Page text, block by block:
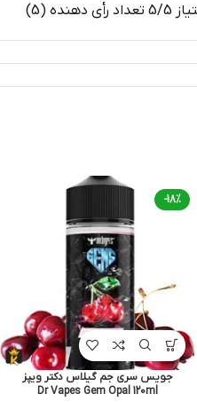
(5)
-18%
جویس سری جم گیلاس دکتر ویپز
Dr Vapes Gem Opal 120ml